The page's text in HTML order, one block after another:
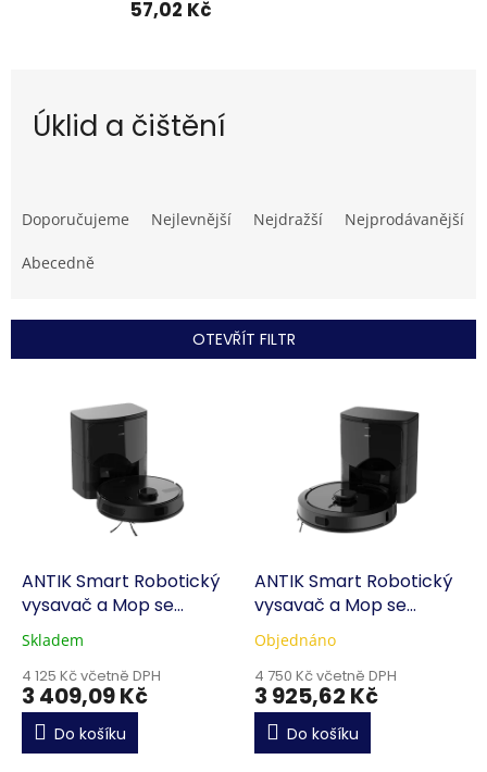
57,02 Kč
Úklid a čištění
a
e
í
r
Doporučujeme Nejlevnější Nejdražší Nejprodávanější
Abecedně
OTEVŘÍT FILTR
d
u
ANTIK Smart Robotický
vysavač a Mop se
zásobníkem RVC04C
Skladem
4 125 Kč včetně DPH
3 409,09 Kč
Do košíku
ANTIK Smart Robotický
vysavač a Mop se
zásobníkem RVC07C
Objednáno
4 750 Kč včetně DPH
3 925,62 Kč
Do košíku